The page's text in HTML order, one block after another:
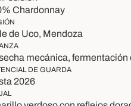
Chardonnay
de Uco, Mendoza
mecánica, fermentación
DE GUARDA
2026